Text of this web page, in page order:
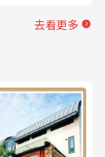
去看更多